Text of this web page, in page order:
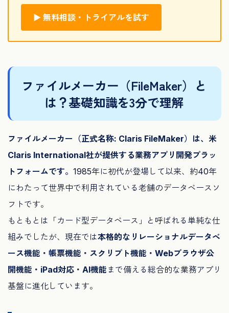
▶ 無料相談・トライアルを試す
ファイルメーカー（FileMaker）と
は？基礎知識を3分で理解
ファイルメーカー（正式名称: Claris FileMaker）は、米
Claris International社が提供する業務アプリ開発プラッ
トフォームです。 1985年に初代が登場して以来、約40年
にわたって世界中で利用されている老舗のデータベースソ
フトです。
もともとは「カード型データベース」と呼ばれる単純な仕
組みでしたが、現在では本格的なリレーショナルデータベ
ース機能・帳票機能・スクリプト機能・Webブラウザ公
開機能・iPad対応・AI機能 まで備える総合的な業務アプリ
基盤に進化しています。